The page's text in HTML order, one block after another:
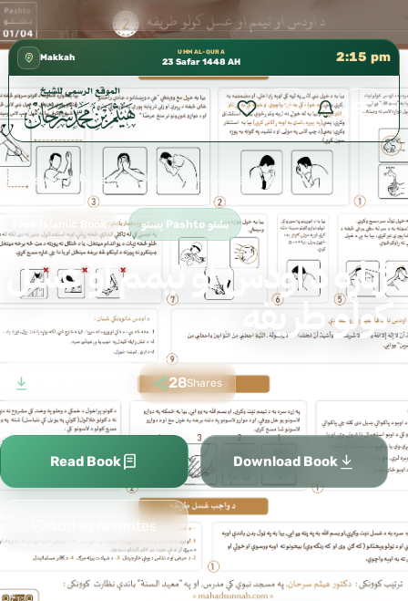
كتب الشيخ هيثم سرحان حفظه الله متوفرة
Makkah
UMM AL-QURA
23 Safar 1448 AH 2:15 pm
Home پښتو Pashto بشتو›ژباړه د اودس او تیمم او غسل کولو طریقه
Free Islamic Book پښتو Pashto بشتو
ژباړه د اودس او تیمم او غسل
کولو طریقه
28Shares
Read Book Download Book
Add to favorites